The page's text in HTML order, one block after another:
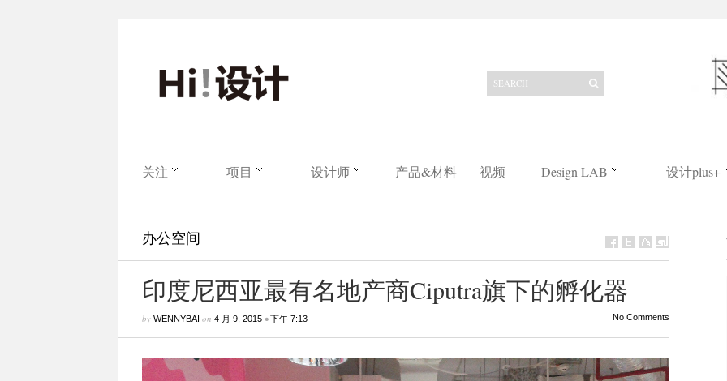
关注 项目 设计师 产品&材料 视频 Design LAB 设计plus+
办公空间
印度尼西亚最有名地产商Ciputra旗下的孵化器
by WENNYBAI on 4 月 9, 2015•下午 7:13 No Comments